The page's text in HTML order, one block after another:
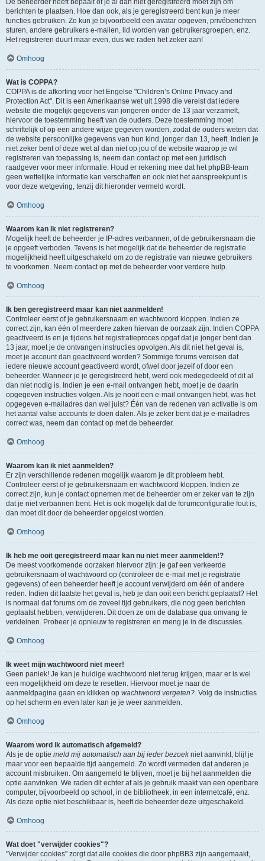
De beheerder heeft bepaalt of je al dan niet geregistreerd moet zijn om
berichten te plaatsen. Hoe dan ook, als je geregistreerd bent kun je meer
functies gebruiken. Zo kun je bijvoorbeeld een avatar opgeven, privéberichten
sturen, andere gebruikers e-mailen, lid worden van gebruikersgroepen, enz.
Het registreren duurt maar even, dus we raden het zeker aan!
Omhoog
Wat is COPPA?
COPPA is de afkorting voor het Engelse "Children’s Online Privacy and
Protection Act". Dit is een Amerikaanse wet uit 1998 die vereist dat iedere
website die mogelijk gegevens van jongeren onder de 13 jaar verzamelt,
hiervoor de toestemming heeft van de ouders. Deze toestemming moet
schriftelijk of op een andere wijze gegeven worden, zodat de ouders weten dat
de website persoonlijke gegevens van hun kind, jonger dan 13, heeft. Indien je
niet zeker bent of deze wet al dan niet op jou of de website waarop je wil
registreren van toepassing is, neem dan contact op met een juridisch
raadgever voor meer informatie. Houd er rekening mee dat het phpBB-team
geen wettelijke informatie kan verschaffen en ook niet het aanspreekpunt is
voor deze wetgeving, tenzij dit hieronder vermeld wordt.
Omhoog
Waarom kan ik niet registreren?
Mogelijk heeft de beheerder je IP-adres verbannen, of de gebruikersnaam die
je opgeeft verboden. Tevens is het mogelijk dat de beheerder de registratie
mogelijkheid heeft uitgeschakeld om zo de registratie van nieuwe gebruikers
te voorkomen. Neem contact op met de beheerder voor verdere hulp.
Omhoog
Ik ben geregistreerd maar kan niet aanmelden!
Controleer eerst of je gebruikersnaam en wachtwoord kloppen. Indien ze
correct zijn, kan één of meerdere zaken hiervan de oorzaak zijn. Indien COPPA
geactiveerd is en je tijdens het registratieproces opgaf dat je jonger bent dan
13 jaar, moet je de ontvangen instructies opvolgen. Als dit niet het geval is,
moet je account dan geactiveerd worden? Sommige forums vereisen dat
iedere nieuwe account geactiveerd wordt, ofwel door jezelf of door een
beheerder. Wanneer je je geregistreerd hebt, werd ook medegedeeld of dit al
dan niet nodig is. Indien je een e-mail ontvangen hebt, moet je de daarin
opgegeven instructies volgen. Als je nooit een e-mail ontvangen hebt, was het
opgegeven e-mailadres dan wel juist? Één van de redenen van activatie is om
het aantal valse accounts te doen dalen. Als je zeker bent dat je e-mailadres
correct was, neem dan contact op met de beheerder.
Omhoog
Waarom kan ik niet aanmelden?
Er zijn verschillende redenen mogelijk waarom je dit probleem hebt.
Controleer eerst of je gebruikersnaam en wachtwoord kloppen. Indien ze
correct zijn, kun je contact opnemen met de beheerder om er zeker van te zijn
dat je niet verbannen bent. Het is ook mogelijk dat de forumconfiguratie fout is,
dan moet dit door de beheerder opgelost worden.
Omhoog
Ik heb me ooit geregistreerd maar kan nu niet meer aanmelden!?
De meest voorkomende oorzaken hiervoor zijn: je gaf een verkeerde
gebruikersnaam of wachtwoord op (controleer de e-mail met je registratie
gegevens) of een beheerder heeft je account verwijderd om één of andere
reden. Indien dit laatste het geval is, heb je dan ooit een bericht geplaatst? Het
is normaal dat forums om de zoveel tijd gebruikers, die nog geen berichten
geplaatst hebben, verwijderen. Dit doen ze om de database qua omvang te
verkleinen. Probeer je opnieuw te registreren en meng je in de discussies.
Omhoog
Ik weet mijn wachtwoord niet meer!
Geen paniek! Je kan je huidige wachtwoord niet terug krijgen, maar er is wel
een mogelijkheid om deze te resetten. Hiervoor moet je naar de
aanmeldpagina gaan en klikken op wachtwoord vergeten?. Volg de instructies
op het scherm en even later kan je je weer aanmelden.
Omhoog
Waarom word ik automatisch afgemeld?
Als je de optie meld mij automatisch aan bij ieder bezoekniet aanvinkt, blijf je
maar voor een bepaalde tijd aangemeld. Zo wordt vermeden dat anderen je
account misbruiken. Om aangemeld te blijven, moet je bij het aanmelden die
optie aanvinken. We raden dit echter af als je gebruik maakt van een openbare
computer, bijvoorbeeld op school, in de bibliotheek, in een internetcafé, enz.
Als deze optie niet beschikbaar is, heeft de beheerder deze uitgeschakeld.
Omhoog
Wat doet "verwijder cookies"?
"Verwijder cookies" zorgt dat alle cookies die door phpBB3 zijn aangemaakt,